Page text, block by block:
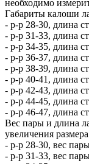
необходимо
Габариты калоши
- р-р 28-30, длина
- р-р 31-33, длина
- р-р 34-35, длина
- р-р 36-37, длина
- р-р 38-39, длина
- р-р 40-41, длина
- р-р 42-43, длина
- р-р 44-45, длина
- р-р 46-47, длина
Вес пары и длина
увеличения
- р-р 28-30, вес
- р-р 31-33, вес